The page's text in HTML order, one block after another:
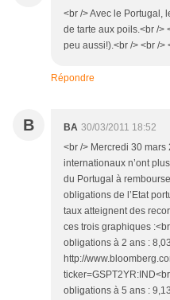
<br /> Avec le Portugal,
de tarte aux poils.<br />
peu aussi!).<br /> <br />
Répondre
B BA 30/03/2011 18:52
<br /> Mercredi 30 mars
internationaux n’ont
du Portugal à
obligations de l’Etat
taux atteignent des
ces trois graphiques
obligations à 2 ans :
http://
obligations à 5 ans :